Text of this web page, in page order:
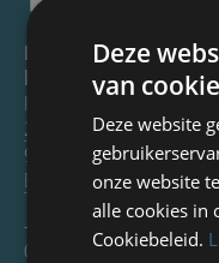
L-doornassau
bv
Kwadelapstraat
2
9320
Erembodegem
+32 55 30 70
00
Accueil
ligne
Contact
Deze
van
Deze website
onze website
alle cookies in
Cookiebeleid.